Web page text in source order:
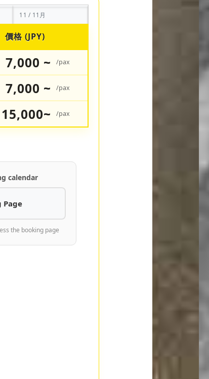
11 / 11月
價格 (JPY)
7,000 ~ /pax
7,000 ~ /pax
15,000~ /pax
calendar
Page
the booking page